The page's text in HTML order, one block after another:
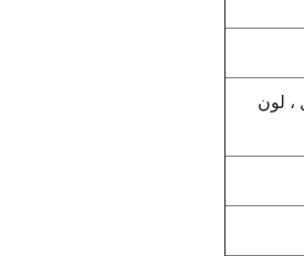
، لون